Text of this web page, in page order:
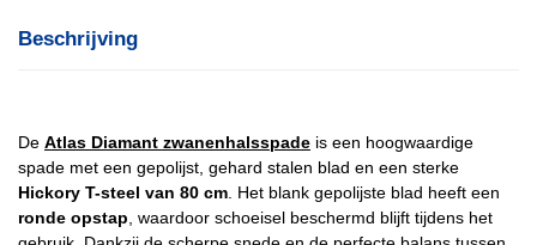
Beschrijving
De Atlas Diamant zwanenhalsspade is een hoogwaardige
spade met een gepolijst, gehard stalen blad en een sterke
Hickory T-steel van 80 cm . Het blank gepolijste blad heeft een
ronde opstap , waardoor schoeisel beschermd blijft tijdens het